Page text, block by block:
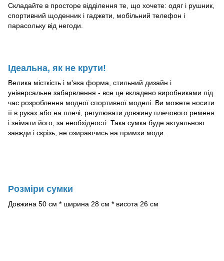
Складайте в просторе відділення те, що хочете: одяг і рушник,
спортивний щоденник і гаджети, мобільний телефон і
парасольку від негоди.
Ідеальна, як не крути!
Велика місткість і м'яка форма, стильний дизайн і
універсальне забарвлення - все це вкладено виробниками під
час розроблення модної спортивної моделі. Ви можете носити
її в руках або на плечі, регулювати довжину плечового ременя
і знімати його, за необхідності. Така сумка буде актуальною
завжди і скрізь, не озираючись на примхи моди.
Розміри сумки
Довжина 50 см * ширина 28 см * висота 26 см